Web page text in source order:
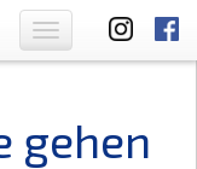
Toggle
navigation
gehen